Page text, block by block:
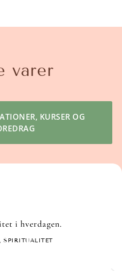
varer
KURSER OG
i hverdagen.
,SPIRITUALITET